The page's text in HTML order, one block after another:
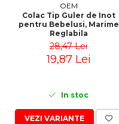
OEM
Colac Tip Guler de Inot
pentru Bebelusi, Marime
Reglabila
28,47 Lei
19,87 Lei
In stoc
VEZI VARIANTE